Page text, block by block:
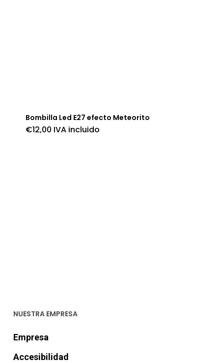
Bombilla Led E27 efecto Meteorito
€12,00 IVA incluido
NUESTRA EMPRESA
Empresa
Accesibilidad